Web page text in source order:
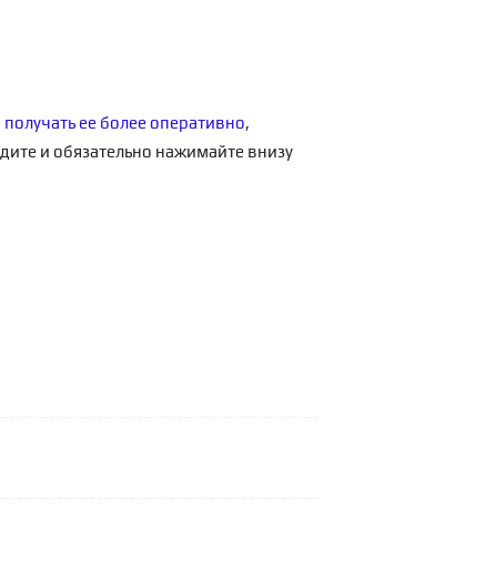
ее более оперативно,
и обязательно нажимайте внизу